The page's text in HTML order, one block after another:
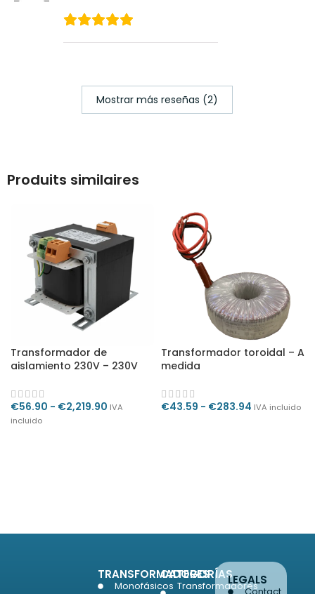
Mostrar más reseñas (2)
Produits similaires
Transformador de
aislamiento 230V – 230V
€56.90 - €2,219.90 IVA
incluido
Transformador toroidal – A
medida
€43.59 - €283.94 IVA incluido
TRANSFORMADORES
Monofásicos
CATEGORÍAS
Transformadores
LEGALS